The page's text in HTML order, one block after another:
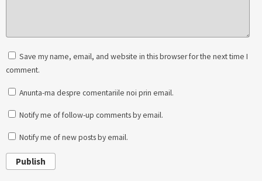
Save my name, email, and website in this browser for the next time I
comment.
Anunta-ma despre comentariile noi prin email.
Notify me of follow-up comments by email.
Notify me of new posts by email.
Publish